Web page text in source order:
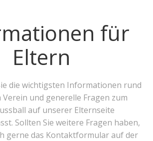
für
Eltern
die wichtigsten Informationen rund
und generelle Fragen zum
auf unserer Elternseite
Sollten Sie weitere Fragen haben,
gerne das Kontaktformular auf der